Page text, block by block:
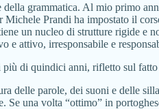
della grammatica. Al mio primo
Michele Prandi ha impostato il
un nucleo di strutture rigide e
e attivo, irresponsabile e
di quindici anni, rifletto sul
delle parole, dei suoni e delle
Se una volta “ottimo” in